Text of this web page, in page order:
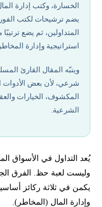
كتب تعليم الفوركس
كتب التطبيق العملي وإدارة
كتب السير الذاتية عن كبار
كتب العملات الرقمية
كتب التداول العربية
ابدأ رحلتك مع أفضل وسطاء
الخسارة، وكتب إدارة
يضم ترشيحات لكتب
المتداولين، ثم يضع
استراتيجية وإدارة المخاطر.
وينبّه المقال القارئ
شرعي، لأن بعض الأدوات
المكشوف، الخيارات
الشرعية.
يُعد التداول في الأسواق
وليست لعبة حظ. الفرق
يكمن في ثلاثة ركائز
وإدارة المال (المخاطر).